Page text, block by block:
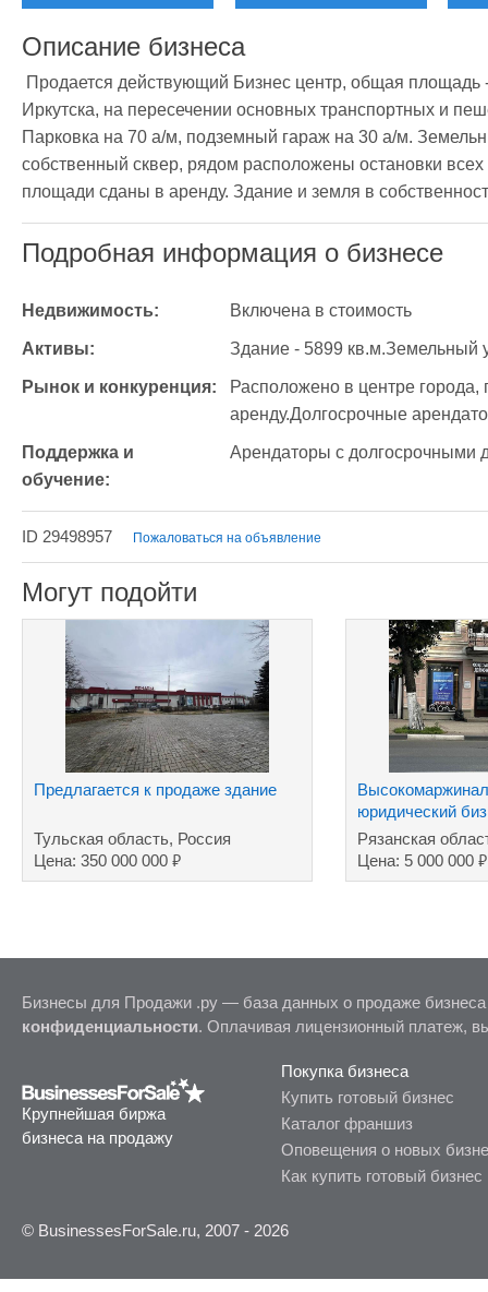
Описание бизнеса
Иркутска, на пересечении основных транспортных и
Парковка на 70 а/м, подземный гараж на 30 а/м.
собственный сквер, рядом расположены остановки
площади сданы в аренду. Здание и земля в
Подробная информация о бизнесе
Недвижимость: Включена в стоимость
Активы: Здание - 5899 кв.м.Земельный
Рынок и конкуренция:
Расположено в центре
аренду.Долгосрочные
Поддержка и
обучение:
Арендаторы с долгосрочными
ID 29498957 Пожаловаться на объявление
Могут подойти
Предлагается к продаже здание
Тульская область, Россия
Цена: 350 000 000 ₽
юридический
Рязанская
Цена: 5 000 000₽
Бизнесы для Продажи .ру — база данных о продаже
конфиденциальности. Оплачивая лицензионный платеж,
Крупнейшая биржа
бизнеса на продажу
Покупка бизнеса
Купить готовый бизнес
Каталог франшиз
Оповещения о новых
Как купить готовый бизнес
© BusinessesForSale.ru, 2007 - 2026